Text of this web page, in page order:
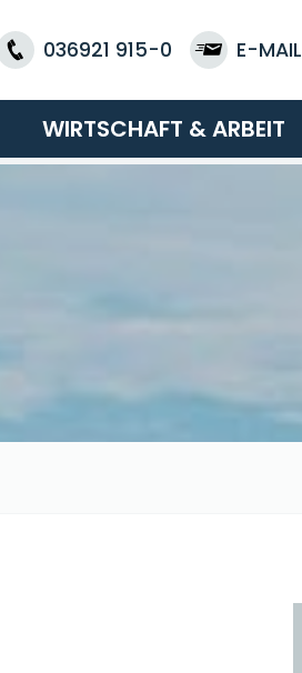
036921 915-0 E-MAIL
WIRTSCHAFT & ARBEIT